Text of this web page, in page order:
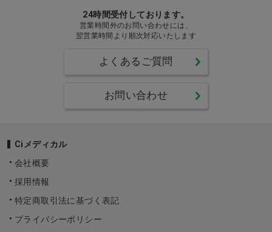
24時間受付しております。
営業時間外のお問い合わせには、
翌営業時間より順次対応いたします
よくあるご質問
お問い合わせ
Ciメディカル
会社概要
採用情報
特定商取引法に基づく表記
プライバシーポリシー